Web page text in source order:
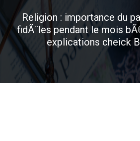
Religion : importance du
fidÃ¨les pendant le mois
explications cheick